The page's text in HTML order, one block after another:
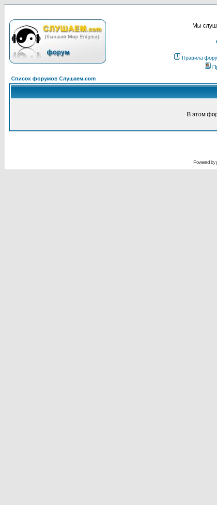
Мы
Правила
Список форумов Слушаем.com
В этом
Powered by